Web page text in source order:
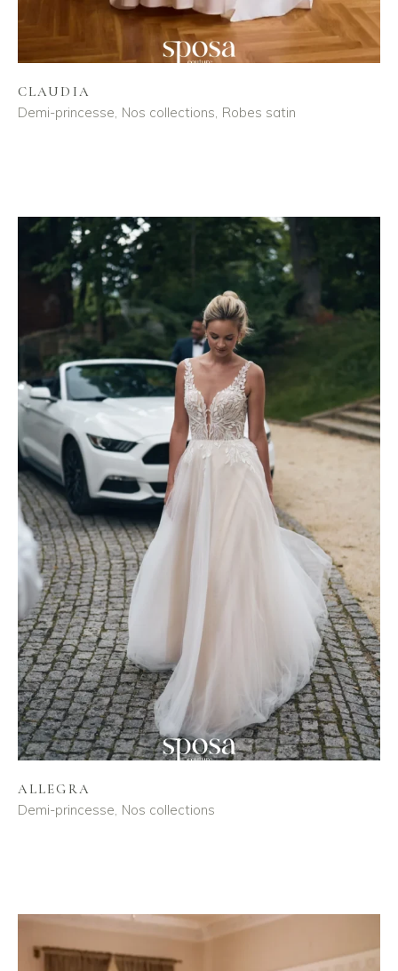
CLAUDIA
Demi-princesse Nos collections Robes satin
ALLEGRA
Demi-princesse Nos collections